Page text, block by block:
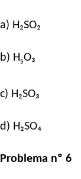
a) H₂SO₂
b) HSO₃
c) H₂SO₃
d) H₂SO₄
Problema nº 6